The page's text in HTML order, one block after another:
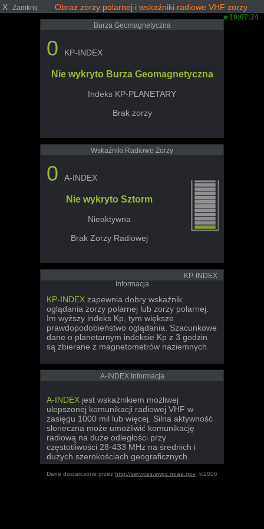
X Zamknij Obraz zorzy polarnej i wskaźniki radiowe VHF zorzy
19:07:24
Burza Geomagnetyczna
0 KP-INDEX
Nie wykryto Burza Geomagnetyczna
Indeks KP-PLANETARY
Brak zorzy
Wskaźniki Radiowe Zorzy
0 A-INDEX
Nie wykryto Sztorm
Nieaktywna
Brak Zorzy Radiowej
KP-INDEX
Informacja
KP-INDEX zapewnia dobry wskaźnik
oglądania zorzy polarnej lub zorzy polarnej.
Im wyższy indeks Kp, tym większe
prawdopodobieństwo oglądania. Szacunkowe
dane o planetarnym indeksie Kp z 3 godzin
są zbierane z magnetometrów naziemnych.
A-INDEX Informacja
A-INDEX jest wskaźnikiem możliwej
ulepszonej komunikacji radiowej VHF w
zasięgu 1000 mil lub więcej. Silna aktywność
słoneczna może umożliwić komunikację
radiową na duże odległości przy
częstotliwości 28-433 MHz na średnich i
dużych szerokościach geograficznych.
Dane dostarczone przez http://services.swpc.noaa.gov ©2026